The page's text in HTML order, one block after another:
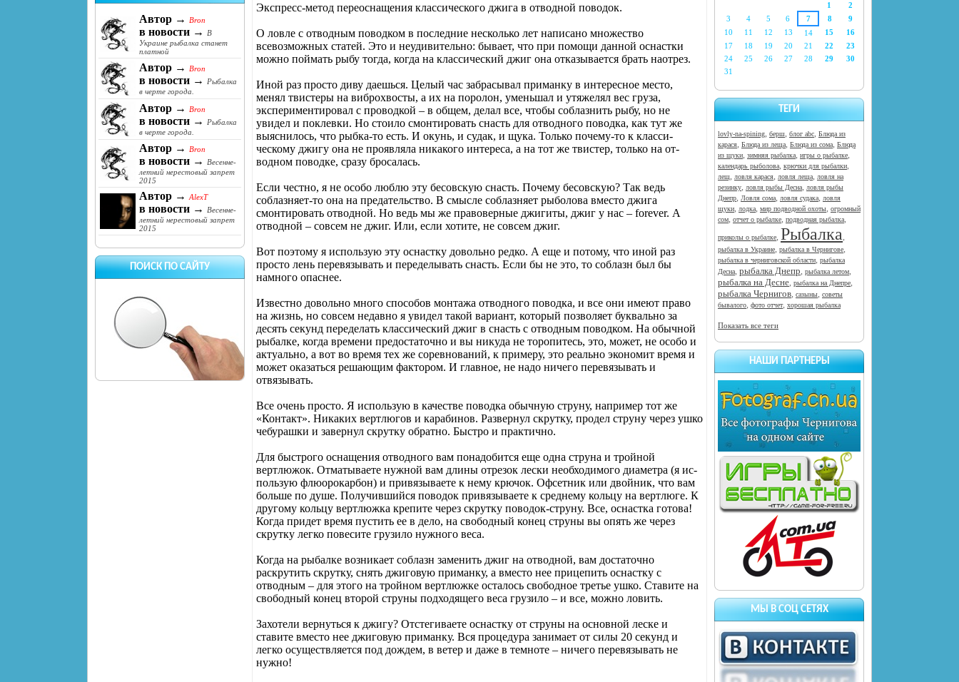
Автор → Bron
в новости →
В
Украине рыбалка станет
платной
Автор → Bron
в новости →
Рыбалка
в черте города.
Автор → Bron
в новости →
Рыбалка
в черте города.
Автор → Bron
в новости →
Весенне-
летний нерестовый запрет
2015
Автор → AlexT
в новости →
Весенне-
летний нерестовый запрет
2015
ПОИСК ПО САЙТУ
1
2
3
4 5 6 7 8
9
10
11 12 13 14 15
16
17
18 19 20 21 22
23
24
25 26 27 28 29
30
31
ТЕГИ
lovly-na-spining, берш, блог abc, Блюда из
карася, Блюда из леща, Блюда из сома, Блюда
из щуки, зимняя рыбалка, игры о рыбалке,
календарь рыболова, крючки для рыбалки,
лещ, ловля карася, ловля леща, ловля на
резинку, ловля рыбы Десна, ловля рыбы
Днепр, Ловля сома, ловля судака, ловля
щуки, лодка, мир подводной охоты, огромный
сом, отчет о рыбалке, подводная рыбалка,
приколы о рыбалке, Рыбалка,
рыбалка в Украине, рыбалка в Чернигове,
рыбалка в черниговской области, рыбалка
Десна, рыбалка Днепр, рыбалка летом,
рыбалка на Десне, рыбалка на Днепре,
рыбалка Чернигов, сазыны, советы
бывалого, фото отчет, хорошая рыбалка
Показать все теги
НАШИ ПАРТНЕРЫ
МЫ В СОЦ СЕТЯХ
Экспресс-метод переоснащения классического джига в отводной поводок.
О ловле с отводным поводком в последние несколько лет написано множе­ство
всевозможных статей. Это и неудивительно: бывает, что при помощи данной оснастки
можно поймать рыбу тогда, когда на классический джиг она отказывается брать наотрез.
Иной раз просто диву даешься. Целый час забрасывал приманку в интересное ме­сто,
менял твистеры на виброхвосты, а их на поролон, уменьшал и утяжелял вес гру­за,
экспериментировал с проводкой – в об­щем, делал все, чтобы соблазнить рыбу, но не
увидел и поклевки. Но стоило смонтиро­вать снасть для отводного поводка, как тут же
выяснилось, что рыбка-то есть. И окунь, и судак, и щука. Только почему-то к класси­
ческому джигу она не проявляла никакого интереса, а на тот же твистер, только на от­
водном поводке, сразу бросалась.
Если честно, я не особо люблю эту бе­совскую снасть. Почему бесовскую? Так ведь
соблазняет-то она на предательство. В смысле соблазняет рыболова вместо джига
смонтировать отводной. Но ведь мы же правоверные джигиты, джиг у нас – forever. А
отводной – совсем не джиг. Или, если хотите, не совсем джиг.
Вот поэтому я использую эту оснаст­ку довольно редко. А еще и потому, что иной раз
просто лень перевязывать и пе­ределывать снасть. Если бы не это, то со­блазн был бы
намного опаснее.
Известно довольно много способов монтажа отводного поводка, и все они име­ют право
на жизнь, но совсем недавно я уви­дел такой вариант, который позволяет бук­вально за
десять секунд переделать класси­ческий джиг в снасть с отводным поводком. На обычной
рыбалке, когда времени пре­достаточно и вы никуда не торопитесь, это, может, не особо и
актуально, а вот во время тех же соревнований, к примеру, это реаль­но экономит время и
может оказаться реша­ющим фактором. И главное, не надо ничего перевязывать и
отвязывать.
Все очень просто. Я использую в каче­стве поводка обычную струну, например тот же
«Контакт». Никаких вертлю­гов и карабинов. Развернул скрутку, продел струну через ушко
чебурашки и завернул скрутку обратно. Быстро и практично.
Для быстрого оснащения отво­дного вам понадобится еще одна струна и тройной
вертлюжок. Отма­тываете нужной вам длины отрезок лески необходимого диаметра (я ис­
пользую флюорокарбон) и привязы­ваете к нему крючок. Офсетник или двойник, что вам
больше по душе. Получившийся поводок привязыва­ете к среднему кольцу на вертлюге. К
другому кольцу вертлюжка крепи­те через скрутку поводок-струну. Все, оснастка готова!
Когда придет время пустить ее в дело, на свободный конец стру­ны вы опять же через
скрутку легко повеси­те грузило нужного веса.
Когда на рыбалке возникает соблазн заменить джиг на отводной, вам доста­точно
раскрутить скрутку, снять джиго­вую приманку, а вместо нее прицепить оснастку с
отводным – для этого на трой­ном вертлюжке осталось свободное тре­тье ушко. Ставите на
свободный конец второй струны подходящего веса грузило – и все, можно ловить.
Захотели вернуться к джигу? Отсте­гиваете оснастку от струны на основ­ной леске и
ставите вместо нее джиговую приманку. Вся процедура занимает от си­лы 20 секунд и
легко осуществляется под дождем, в ветер и даже в темноте – ниче­го перевязывать не
нужно!